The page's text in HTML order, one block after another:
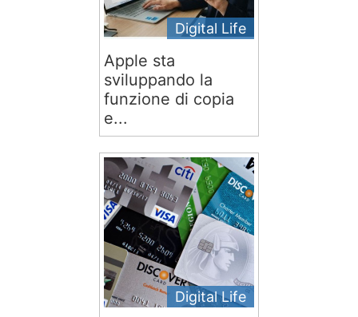
Digital Life
Apple sta
sviluppando la
funzione di copia
e...
Digital Life